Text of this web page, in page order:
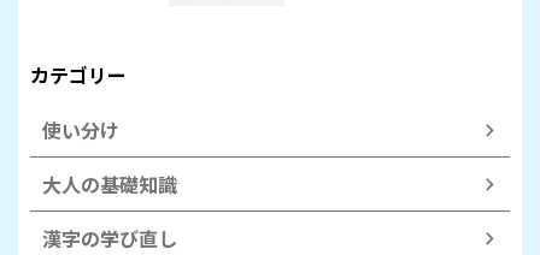
カテゴリー
使い分け
大人の基礎知識
漢字の学び直し